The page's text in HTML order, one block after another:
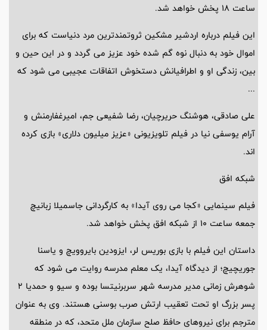
ساعت 18 پخش خواهد شد.
این فیلم درباره اردشیر مشکین ثروتمندترین مرد دنیاست که برای
اموال خود به دنبال نوه گم شده خود عزیز می گردد و در این حین و
بین، زندگی او و اطرافیانش دستخوش اتفاقات عجیبی می شود که
...
علی صادقی، هوشنگ حریرچیان، رضا شفیعی جم، امیرغفارمنش و
آرام یوسفی نیا در فیلم تلویزیونی «عزیز میلیون دلاری» بازی کرده
اند.
شبکه افق
فیلم سینمایی «کجا می روی آیدا» به کارگردانی جاسمیلا زبانیچ
جمعه ساعت 10 از شبکه افق پخش خواهد شد.
داستان این فیلم با بازی بوریس لر، ایزودین بایروویچ و یاسنا
جوریچیچ؛ از دیدگاه آیدا، یک معلم مدرسه روایت می شود که
شوهرش زمانی مدیر مدرسه شهر سربرنیتسا بوده و سیو و حمدیا 2
پسر بزرگ او تحت تعقیب ارتش صرب بوسنی هستند. وی به عنوان
مترجم برای نیروهای حافظ صلح سازمان ملل متحد، که در منطقه